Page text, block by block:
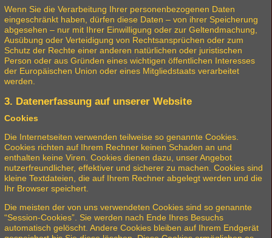
Wenn Sie die Verarbeitung Ihrer personenbezogenen Daten
eingeschränkt haben, dürfen diese Daten – von ihrer Speicherung
abgesehen – nur mit Ihrer Einwilligung oder zur Geltendmachung,
Ausübung oder Verteidigung von Rechtsansprüchen oder zum
Schutz der Rechte einer anderen natürlichen oder juristischen
Person oder aus Gründen eines wichtigen öffentlichen Interesses
der Europäischen Union oder eines Mitgliedstaats verarbeitet
werden.
3. Datenerfassung auf unserer Website
Cookies
Die Internetseiten verwenden teilweise so genannte Cookies.
Cookies richten auf Ihrem Rechner keinen Schaden an und
enthalten keine Viren. Cookies dienen dazu, unser Angebot
nutzerfreundlicher, effektiver und sicherer zu machen. Cookies sind
kleine Textdateien, die auf Ihrem Rechner abgelegt werden und die
Ihr Browser speichert.
Die meisten der von uns verwendeten Cookies sind so genannte
“Session-Cookies”. Sie werden nach Ende Ihres Besuchs
automatisch gelöscht. Andere Cookies bleiben auf Ihrem Endgerät